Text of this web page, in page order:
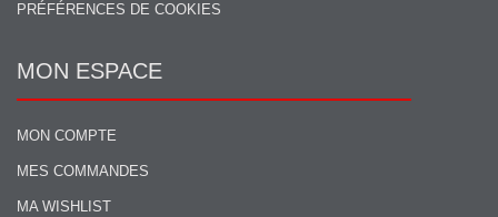
PRÉFÉRENCES DE COOKIES
MON ESPACE
MON COMPTE
MES COMMANDES
MA WISHLIST